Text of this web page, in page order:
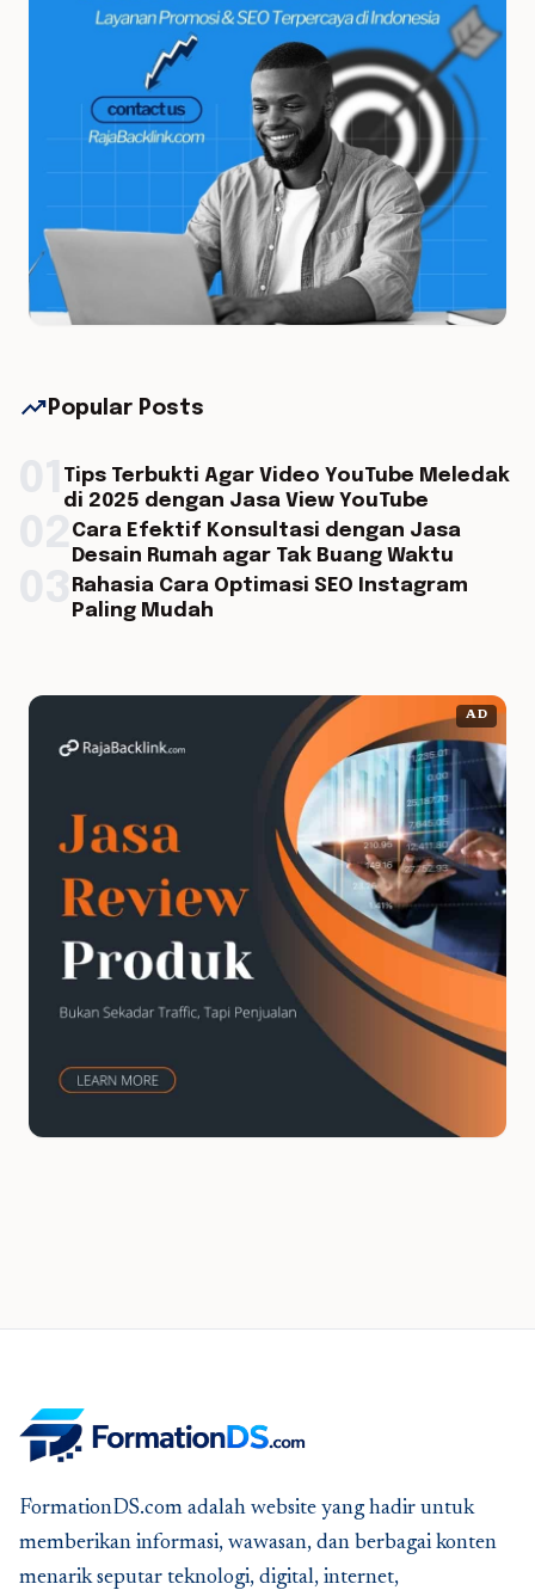
trending_up Popular Posts
Tips Terbukti Agar Video YouTube Meledak
di 2025 dengan Jasa View YouTube
Cara Efektif Konsultasi dengan Jasa
Desain Rumah agar Tak Buang Waktu
Rahasia Cara Optimasi SEO Instagram
Paling Mudah
AD
FormationDS.com adalah website yang hadir untuk
memberikan informasi, wawasan, dan berbagai konten
menarik seputar teknologi, digital, internet,